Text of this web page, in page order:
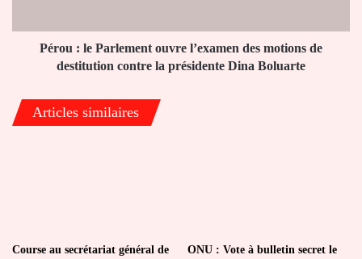
de
destitution
présidente
Dina
Pérou : le Parlement ouvre l’examen des motions de
destitution contre la présidente Dina Boluarte
Articles similaires
Course au secrétariat général de
ONU : Vote à bulletin secret le